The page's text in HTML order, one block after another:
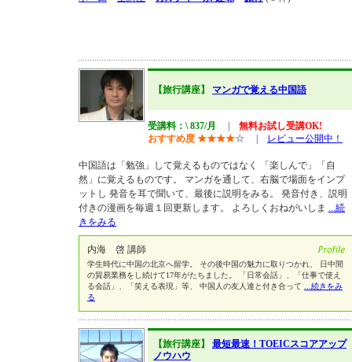
【旅行講座】 マンガで覚える中国語
受講料：\ 837/月
無料お試し受講OK!
おすすめ度 ★★★★☆ レビュー公開中！
中国語は「勉強」して覚えるものではなく 「楽しんで」「自
然」に覚えるものです。 マンガを通して、右脳で場面をインプ
ットし 発音を耳で聞いて、最後に説明をみる。 発音付き、説明
付きの漫画を毎週１回更新します。 よろしくおねがいしま ...続
きをみる
内海 啓 講師
学生時代に中国の北京へ留学。 その後中国の魅力に取りつかれ、 日中間
の貿易業務をし続けて17年がたちました。 「日常会話」、「仕事で使え
る会話」、「笑える表現」等、 中国人の友人達と付き合って
...続きをみ
る
【旅行講座】 最短最速！TOEICスコアアップ
ノウハウ